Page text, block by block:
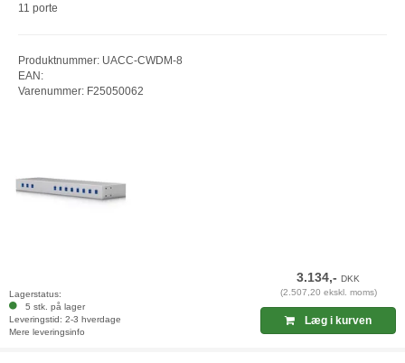
11 porte
Produktnummer: UACC-CWDM-8
EAN:
Varenummer: F25050062
Lagerstatus:
5 stk. på lager
Leveringstid: 2-3 hverdage
Mere leveringsinfo
3.134,-DKK
(2.507,20 ekskl. moms)
Læg i kurven